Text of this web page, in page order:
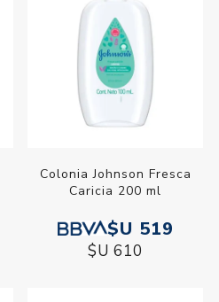
Colonia Johnson Fresca
Caricia 200 ml
$U 519
$U 610